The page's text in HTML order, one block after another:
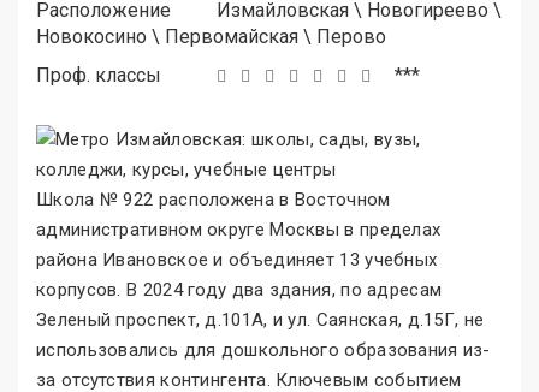
Расположение Измайловская \ Новогиреево \
Новокосино \ Первомайская \ Перово
Проф. классы
***
Школа № 922 расположена в Восточном
административном округе Москвы в пределах
района Ивановское и объединяет 13 учебных
корпусов. В 2024 году два здания, по адресам
Зеленый проспект, д.101А, и ул. Саянская, д.15Г, не
использовались для дошкольного образования из-
за отсутствия контингента. Ключевым событием